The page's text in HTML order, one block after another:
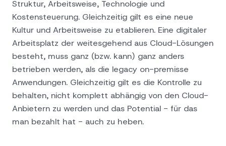
Struktur, Arbeitsweise, Technologie und
Kostensteuerung. Gleichzeitig gilt es eine neue
Kultur und Arbeitsweise zu etablieren. Eine digitaler
Arbeitsplatz der weitesgehend aus Cloud-Lösungen
besteht, muss ganz (bzw. kann) ganz anders
betrieben werden, als die legacy on-premisse
Anwendungen. Gleichzeitig gilt es die Kontrolle zu
behalten, nicht komplett abhängig von den Cloud-
Anbietern zu werden und das Potential - für das
man bezahlt hat - auch zu heben.